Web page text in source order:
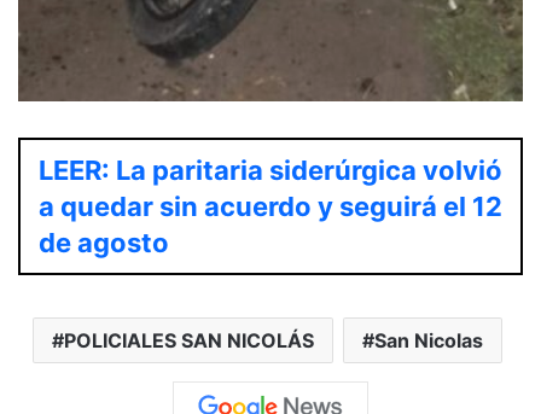
LEER: La paritaria siderúrgica volvió
a quedar sin acuerdo y seguirá el 12
de agosto
POLICIALES SAN NICOLÁS San Nicolas